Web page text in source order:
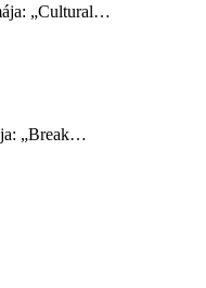
„Cultural…
„Break…